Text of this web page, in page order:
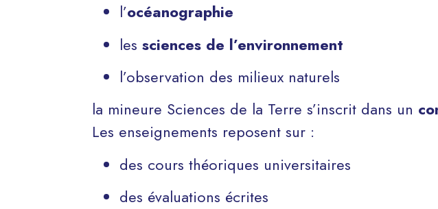
l’océanographie
lessciences de l’environnement
l’observation des milieux naturels
la mineure Sciences de la Terre s’inscrit dans un
Les enseignements reposent sur :
des cours théoriques universitaires
des évaluations écrites